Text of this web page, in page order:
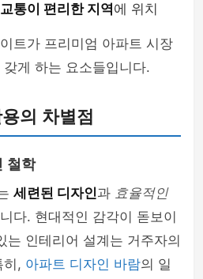
교통이 편리한 지역에 위치
트가 프리미엄 아파트 시장
게 하는 요소들입니다.
의 차별점
철학
세련된 디자인과 효율적인
다. 현대적인 감각이 돋보이
는 인테리어 설계는 거주자의
히, 아파트 디자인 바람의 일